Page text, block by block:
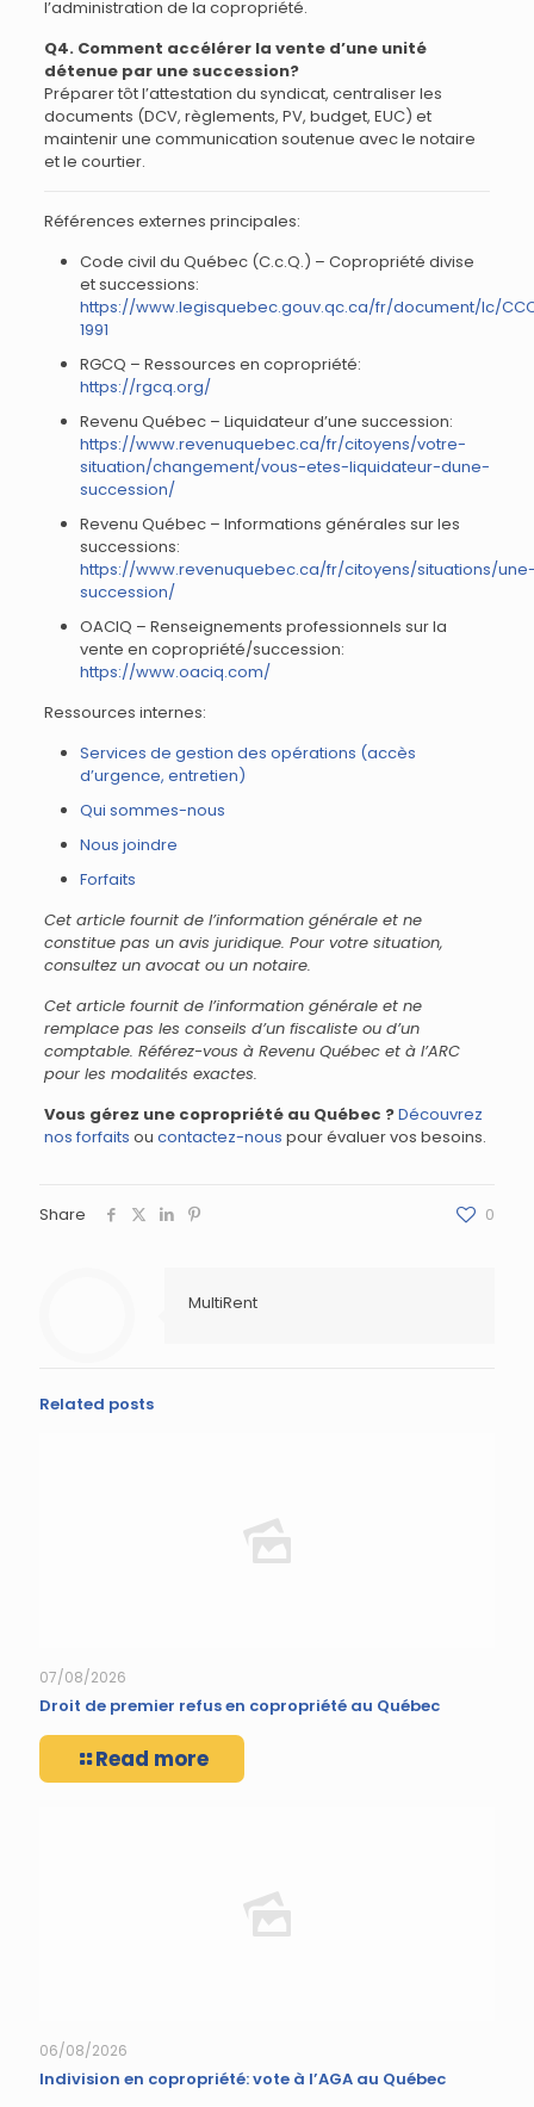
l’administration de la copropriété.
Q4. Comment accélérer la vente d’une unité
détenue par une succession?
Préparer tôt l’attestation du syndicat, centraliser les
documents (DCV, règlements, PV, budget, EUC) et
maintenir une communication soutenue avec le notaire
et le courtier.
Références externes principales:
Code civil du Québec (C.c.Q.) – Copropriété divise
et successions:
https://www.legisquebec.gouv.qc.ca/fr/document/lc/
1991
RGCQ – Ressources en copropriété:
https://rgcq.org/
Revenu Québec – Liquidateur d’une succession:
https://www.revenuquebec.ca/fr/citoyens/votre-
situation/changement/vous-etes-liquidateur-dune-
succession/
Revenu Québec – Informations générales sur les
successions:
https://www.revenuquebec.ca/fr/citoyens/situations/
succession/
OACIQ – Renseignements professionnels sur la
vente en copropriété/succession:
https://www.oaciq.com/
Ressources internes:
Services de gestion des opérations (accès
d’urgence, entretien)
Qui sommes-nous
Nous joindre
Forfaits
Cet article fournit de l’information générale et ne
constitue pas un avis juridique. Pour votre situation,
consultez un avocat ou un notaire.
Cet article fournit de l’information générale et ne
remplace pas les conseils d’un fiscaliste ou d’un
comptable. Référez-vous à Revenu Québec et à l’ARC
pour les modalités exactes.
Vous gérez une copropriété au Québec ?Découvrez
nos forfaits ou contactez-nous pour évaluer vos besoins.
Share 0
MultiRent
Related posts
07/08/2026
Droit de premier refus en copropriété au Québec
Read more
06/08/2026
Indivision en copropriété: vote à l’AGA au Québec